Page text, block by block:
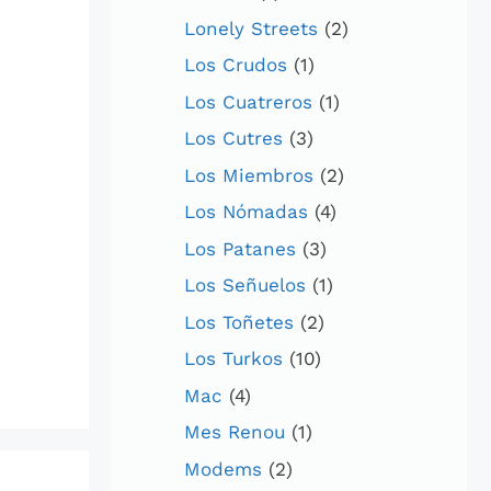
Lonely Streets (2)
Los Crudos (1)
Los Cuatreros (1)
Los Cutres (3)
Los Miembros (2)
Los Nómadas (4)
Los Patanes (3)
Los Señuelos (1)
Los Toñetes (2)
Los Turkos (10)
Mac (4)
Mes Renou (1)
Modems (2)